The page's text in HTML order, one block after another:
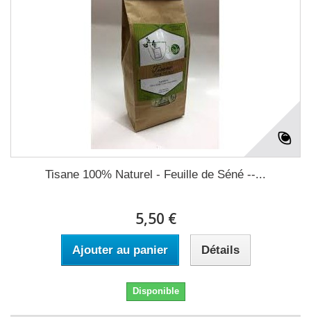
Tisane 100% Naturel - Feuille de Séné --...
5,50 €
Ajouter au panier Détails
Disponible